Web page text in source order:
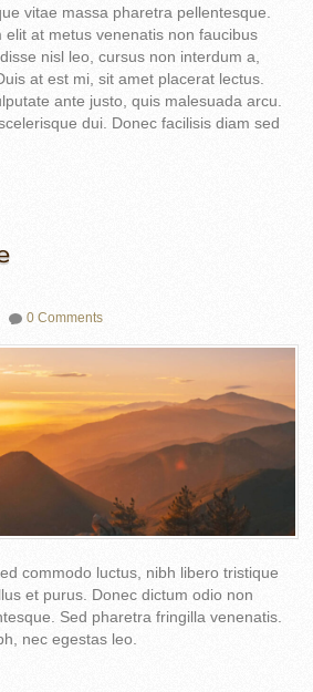
vitae massa pharetra pellentesque.
elit at metus venenatis non faucibus
nisl leo, cursus non interdum a,
at est mi, sit amet placerat lectus.
ante justo, quis malesuada arcu.
dui. Donec facilisis diam sed
0 Comments
commodo luctus, nibh libero tristique
et purus. Donec dictum odio non
Sed pharetra fringilla venenatis.
nec egestas leo.